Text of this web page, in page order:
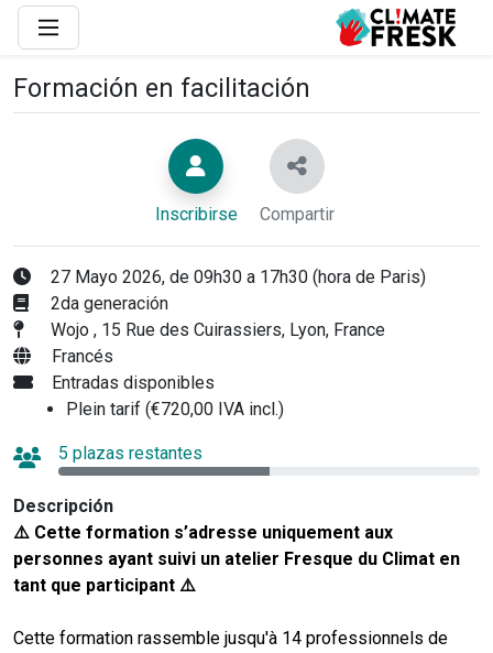
Formación en facilitación
Inscribirse Compartir
27 Mayo 2026, de 09h30 a 17h30 (hora de Paris)
2da generación
Wojo , 15 Rue des Cuirassiers, Lyon, France
Francés
Entradas disponibles
Plein tarif (€720,00 IVA incl.)
5 plazas restantes
Descripción
⚠️ Cette formation s’adresse uniquement aux
personnes ayant suivi un atelier Fresque du Climat en
tant que participant ⚠️
Cette formation rassemble jusqu'à 14 professionnels de